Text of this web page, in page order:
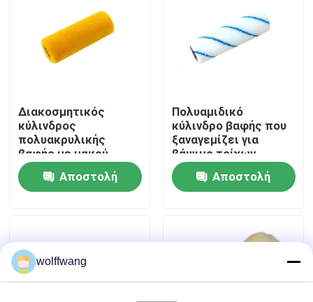
Γύρος εργοστασίων
επαφή
Νέα
Πινέλο βαφής σπιτιού
Διακοσμητικός
κύλινδρος
πολυακρυλικής
βαφής με μακρύ
σωρό
προσαρμοσμένο
Αποστολή
Πολυαμιδικό
κύλινδρο βαφής που
ξαναγεμίζει για
βάψιμο τοίχων
δαπέδου
Αποστολή
wolffwang